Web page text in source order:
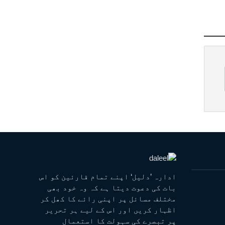
ادارہ ’دلیل‘ اپنے تمام قارئین کو اس
بات کی دعوت دیتا ہے کہ وہ خود بھی
مختلف مسائل پر اپنی رائے کا کھل کر
اظہار کریں اور اس کے لیے ہر تحریر
پر تبصرے کی سہولت کا استعمال